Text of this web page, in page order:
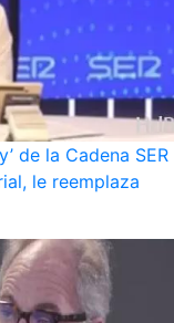
de la Cadena SER
le reemplaza